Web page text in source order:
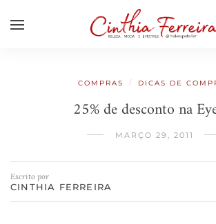
COMPRAS / DICAS DE
25% de desconto na
MARÇO 29, 2011
Escrito por
CINTHIA FERREIRA